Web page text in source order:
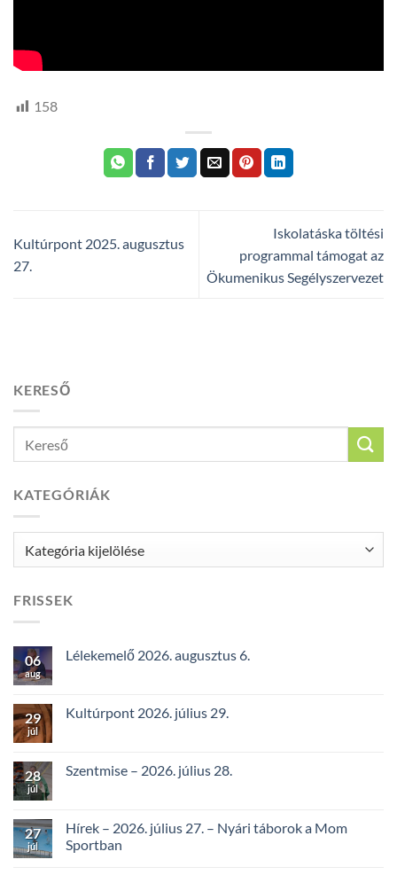
158
Kultúrpont 2025. augusztus
27.
Iskolatáska töltési
programmal támogat az
Ökumenikus Segélyszervezet
KERESŐ
KATEGÓRIÁK
FRISSEK
06
aug
Lélekemelő 2026. augusztus 6.
29
júl
Kultúrpont 2026. július 29.
28
júl
Szentmise – 2026. július 28.
27
júl
Hírek – 2026. július 27. – Nyári táborok a Mom
Sportban